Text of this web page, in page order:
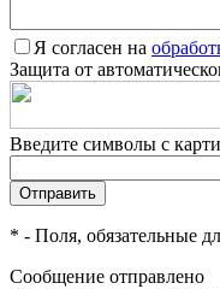
Я согласен на
Защита от
Введите символы с
* - Поля, обязательные
Сообщение отправлено